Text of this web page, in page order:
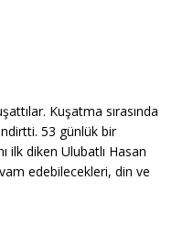
Kuşatma sırasında
53 günlük bir
ilk diken Ulubatlı Hasan
edebilecekleri, din ve